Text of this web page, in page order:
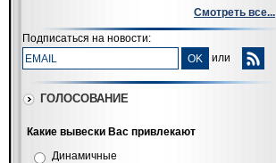
Смотреть все...
Подписаться на новости:
или
ГОЛОСОВАНИЕ
Какие вывески Вас привлекают
Динамичные